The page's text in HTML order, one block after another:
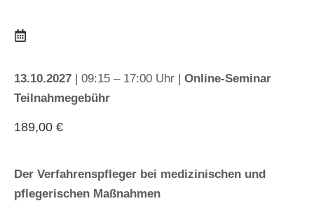
13.10.2027 | 09:15 – 17:00 Uhr | Online-Seminar
Teilnahmegebühr
189,00 €
Der Verfahrenspfleger bei medizinischen und
pflegerischen Maßnahmen